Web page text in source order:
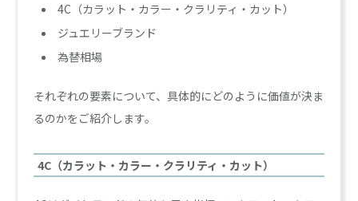
4C（カラット・カラー・クラリティ・カット）
ジュエリーブランド
為替相場
それぞれの要素について、具体的にどのように価値が決ま
るのかをご紹介します。
4C（カラット・カラー・クラリティ・カット）